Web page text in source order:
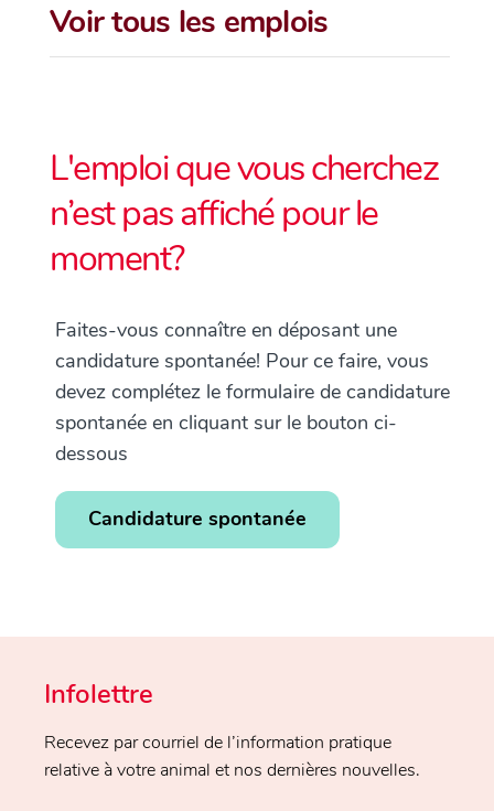
Voir tous les emplois
L'emploi que vous cherchez
n’est pas affiché pour le
moment?
Faites-vous connaître en déposant une
candidature spontanée! Pour ce faire, vous
devez complétez le formulaire de candidature
spontanée en cliquant sur le bouton ci-
dessous
Candidature spontanée
Infolettre
Recevez par courriel de l’information pratique
relative à votre animal et nos dernières nouvelles.